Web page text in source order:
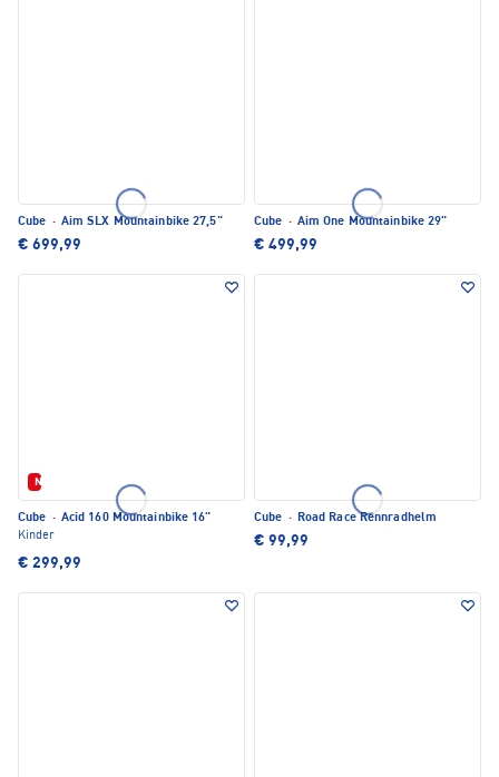
Cube · Aim SLX Mountainbike 27,5"
€ 699,99
Cube · Aim One Mountainbike 29"
€ 499,99
Neu
Cube · Acid 160 Mountainbike 16"
Kinder
€ 299,99
Cube · Road Race Rennradhelm
€ 99,99